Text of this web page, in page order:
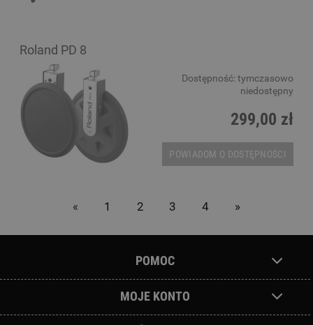
Roland PD 8
Dostępność: tymczasowo
niedostępny
299,00 zł
POWIADOM O DOSTĘPNOŚCI
« 1 2 3 4 »
POMOC
MOJE KONTO